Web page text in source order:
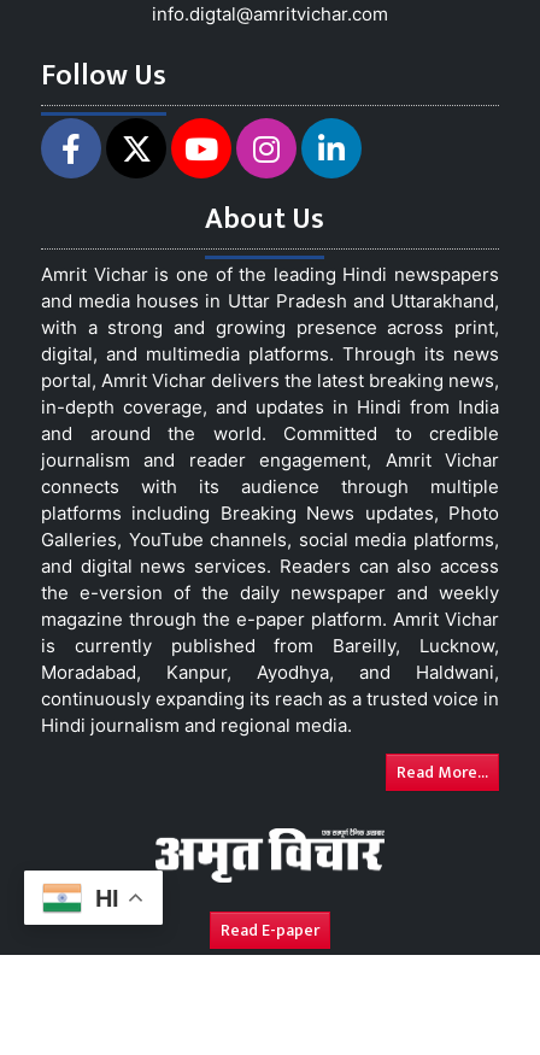
HI
info.digtal@amritvichar.com
Follow Us
About Us
Amrit Vichar is one of the leading Hindi newspapers
and media houses in Uttar Pradesh and Uttarakhand,
with a strong and growing presence across print,
digital, and multimedia platforms. Through its news
portal, Amrit Vichar delivers the latest breaking news,
in-depth coverage, and updates in Hindi from India
and around the world. Committed to credible
journalism and reader engagement, Amrit Vichar
connects with its audience through multiple
platforms including Breaking News updates, Photo
Galleries, YouTube channels, social media platforms,
and digital news services. Readers can also access
the e-version of the daily newspaper and weekly
magazine through the e-paper platform. Amrit Vichar
is currently published from Bareilly, Lucknow,
Moradabad, Kanpur, Ayodhya, and Haldwani,
continuously expanding its reach as a trusted voice in
Hindi journalism and regional media.
Read More...
Read E-paper